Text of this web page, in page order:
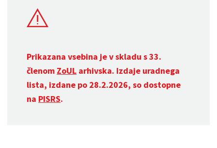
Prikazana vsebina je v skladu s 33.
členom ZoUL arhivska. Izdaje uradnega
lista, izdane po 28.2.2026, so dostopne
na PISRS.